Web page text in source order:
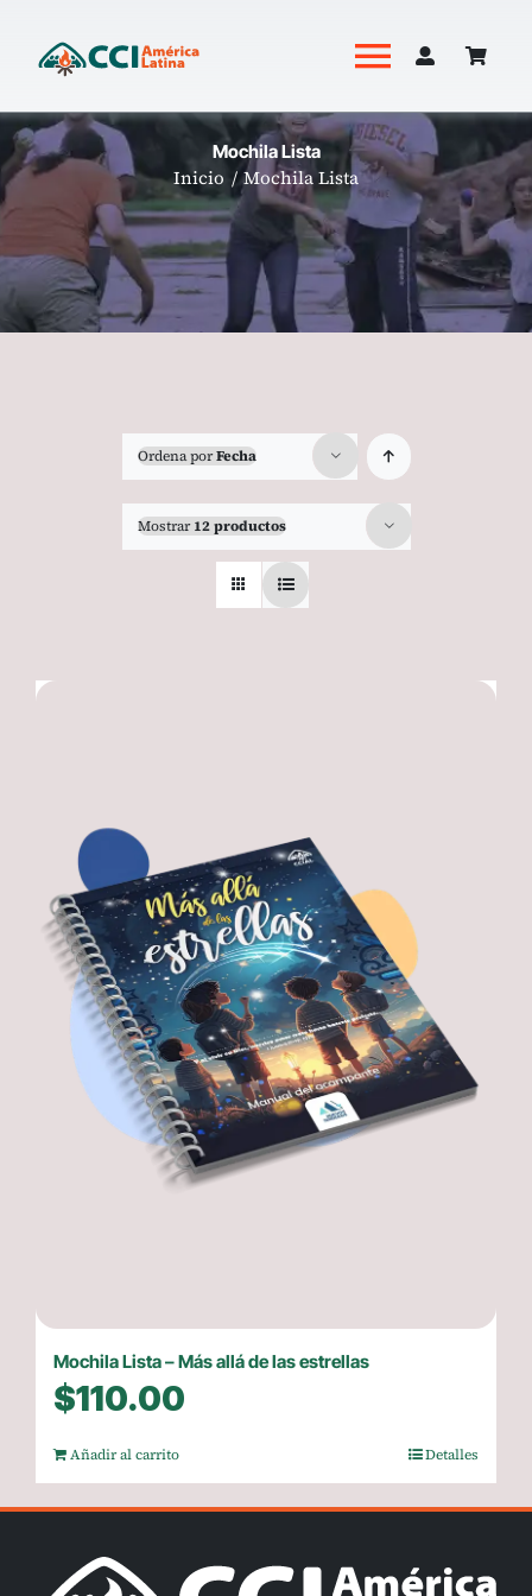
contenido
Toggle
Academia
Productos
Revista Hoguera
Mochila Lista
Inicio Mochila Lista
Ordena porFecha
Mostrar12 productos
Mochila Lista – Más allá de las estrellas
$110.00
Añadir al carrito Detalles